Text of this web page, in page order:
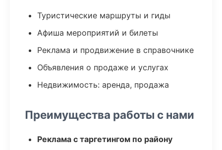
Туристические маршруты и гиды
Афиша мероприятий и билеты
Реклама и продвижение в справочнике
Объявления о продаже и услугах
Недвижимость: аренда, продажа
Преимущества работы с нами
Реклама с таргетингом по району